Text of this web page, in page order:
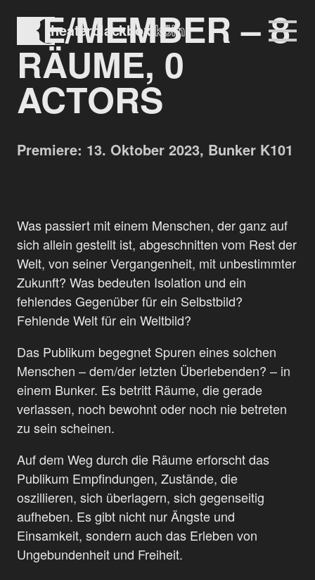
Navigation
überspringen
theaterblackbox köln
RE/MEMBER – 8
RÄUME, 0
ACTORS
Premiere: 13. Oktober 2023, Bunker K101
Was passiert mit einem Menschen, der ganz auf
sich allein gestellt ist, abgeschnitten vom Rest der
Welt, von seiner Vergangenheit, mit unbestimmter
Zukunft? Was bedeuten Isolation und ein
fehlendes Gegenüber für ein Selbstbild?
Fehlende Welt für ein Weltbild?
Das Publikum begegnet Spuren eines solchen
Menschen – dem/der letzten Überlebenden? – in
einem Bunker. Es betritt Räume, die gerade
verlassen, noch bewohnt oder noch nie betreten
zu sein scheinen.
Auf dem Weg durch die Räume erforscht das
Publikum Empfindungen, Zustände, die
oszillieren, sich überlagern, sich gegenseitig
aufheben. Es gibt nicht nur Ängste und
Einsamkeit, sondern auch das Erleben von
Ungebundenheit und Freiheit.